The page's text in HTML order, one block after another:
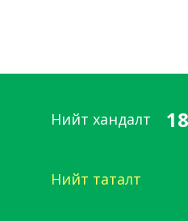
Нийт хандалт
Нийт таталт